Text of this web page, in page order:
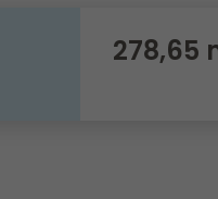
278,65